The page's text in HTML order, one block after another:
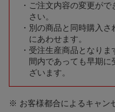
ご注文内容の変更が
さい。
別の商品と同時購入
にあわせます。
受注生産商品となりま
間内であっても早期
ざいます。
※ お客様都合によるキャン